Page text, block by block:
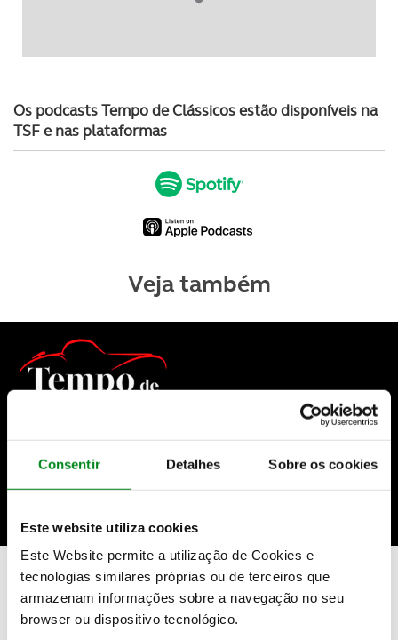
Consentir Detalhes Sobre os cookies
Este website utiliza cookies
Este Website permite a utilização de Cookies e
tecnologias similares próprias ou de terceiros que
armazenam informações sobre a navegação no seu
browser ou dispositivo tecnológico.
Os podcasts Tempo de Clássicos estão disponíveis na
TSF e nas plataformas
Veja também
Podcast Tempo de Clássicos - Ep. 1 com
Pedro Villas-Boas